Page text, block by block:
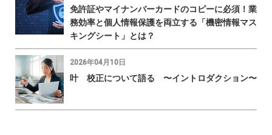
免許証やマイナンバーカードのコピーに必須！業
務効率と個人情報保護を両立する「機密情報マス
キングシート」とは？
2026年04月10日
叶 校正について語る 〜イントロダクション〜